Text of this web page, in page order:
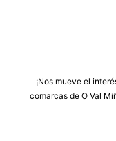
¡Nos mueve el
comarcas de O Val